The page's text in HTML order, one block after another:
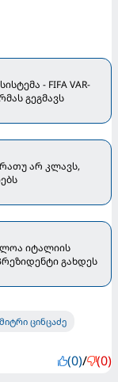
- FIFA VAR-
გეგმავს
არ კლავს,
იტალიის
გახდეს
ცინცაძე
(0)/ (0)